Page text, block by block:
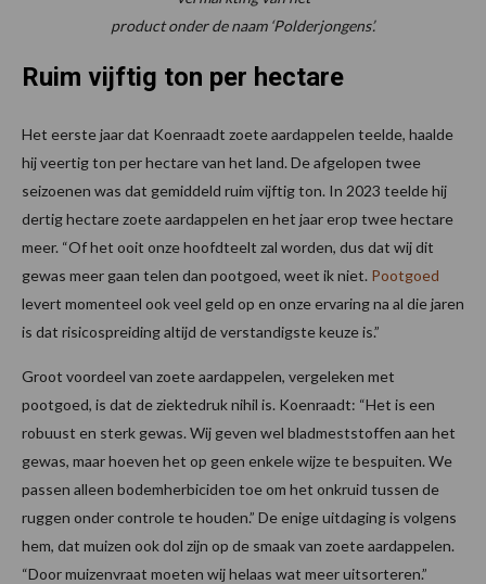
product onder de naam ‘Polderjongens’.
Ruim vijftig ton per hectare
Het eerste jaar dat Koenraadt zoete aardappelen teelde, haalde
hij veertig ton per hectare van het land. De afgelopen twee
seizoenen was dat gemiddeld ruim vijftig ton. In 2023 teelde hij
dertig hectare zoete aardappelen en het jaar erop twee hectare
meer. “Of het ooit onze hoofdteelt zal worden, dus dat wij dit
gewas meer gaan telen dan pootgoed, weet ik niet. Pootgoed
levert momenteel ook veel geld op en onze ervaring na al die jaren
is dat risicospreiding altijd de verstandigste keuze is.”
Groot voordeel van zoete aardappelen, vergeleken met
pootgoed, is dat de ziektedruk nihil is. Koenraadt: “Het is een
robuust en sterk gewas. Wij geven wel bladmeststoffen aan het
gewas, maar hoeven het op geen enkele wijze te bespuiten. We
passen alleen bodemherbiciden toe om het onkruid tussen de
ruggen onder controle te houden.” De enige uitdaging is volgens
hem, dat muizen ook dol zijn op de smaak van zoete aardappelen.
“Door muizenvraat moeten wij helaas wat meer uitsorteren.”